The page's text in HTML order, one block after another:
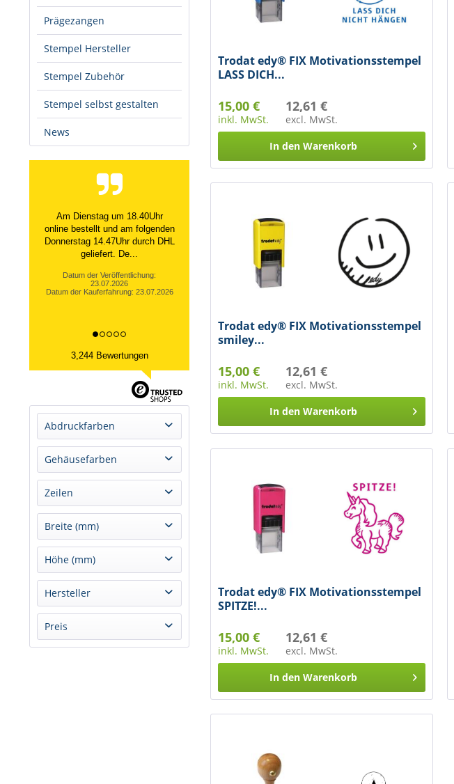
Prägezangen
Stempel Hersteller
Stempel Zubehör
Stempel selbst gestalten
News
Am Dienstag um 18.40Uhr
online bestellt und am folgenden
Donnerstag 14.47Uhr durch DHL
geliefert. De...
Datum der Veröffentlichung:
23.07.2026
Datum der Kauferfahrung: 23.07.2026
3,244 Bewertungen
Abdruckfarben
schwarz
rot
blau
grün
violett
fancy grey
Gehäusefarben
blau
fuchsiapink
feuerrot
apfelgrün
zitronengelb
weiß
mint
Zeilen
2
5
Breite (mm)
10 mm
18 mm
20 mm
Höhe (mm)
10 mm
18 mm
20 mm
Hersteller
Colop
Decor
Preis
Trodat edy® FIX Motivationsstempel
LASS DICH...
15,00 €
inkl. MwSt.
12,61 €
excl. MwSt.
In den Warenkorb
Trodat edy® FIX Motivationsstempel
smiley...
15,00 €
inkl. MwSt.
12,61 €
excl. MwSt.
In den Warenkorb
Trodat edy® FIX Motivationsstempel
SPITZE!...
15,00 €
inkl. MwSt.
12,61 €
excl. MwSt.
In den Warenkorb